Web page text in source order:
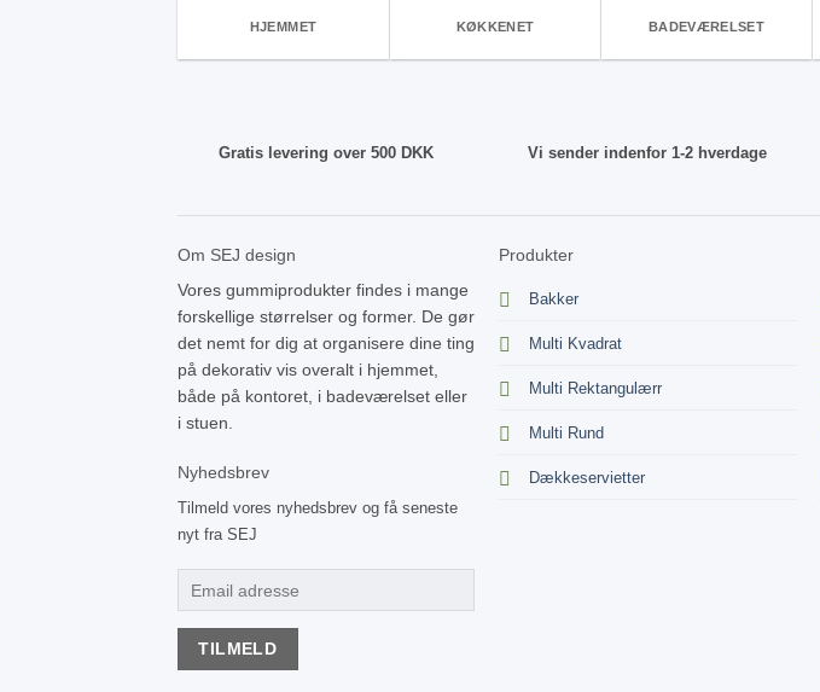
HJEMMET KØKKENET BADEVÆRELSET
Gratis levering over 500 DKK Vi sender indenfor 1-2 hverdage
Om SEJ design
Vores gummiprodukter findes i mange
forskellige størrelser og former. De gør
det nemt for dig at organisere dine ting
på dekorativ vis overalt i hjemmet,
både på kontoret, i badeværelset eller
i stuen.
Nyhedsbrev
Tilmeld vores nyhedsbrev og få seneste
nyt fra SEJ
Produkter
Bakker
Multi Kvadrat
Multi Rektangulærr
Multi Rund
Dækkeservietter